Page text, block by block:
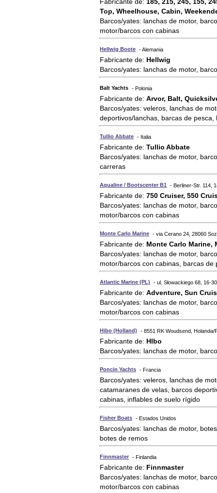
Top, Wheelhouse, Cabin,
Barcos/yates: lanchas de motor,
motor/barcos con cabinas
Hellwig Boote - Alemania
Fabricante de: Hellwig
Barcos/yates: lanchas de motor,
Balt Yachts - Polonia
Fabricante de: Arvor, Balt,
Barcos/yates: veleros, lanchas de
deportivos/lanchas, barcas de pesca,
Tullio Abbate - Italia
Fabricante de: Tullio Abbate
Barcos/yates: lanchas de motor,
carreras
Aqualine / Bootscenter B1 - Berliner-Str. 114,
Fabricante de: 750 Cruiser, 550
Barcos/yates: lanchas de motor,
motor/barcos con cabinas
Monte Carlo Marine - via Cerano 24, 28060
Fabricante de: Monte Carlo Marine,
Barcos/yates: lanchas de motor,
motor/barcos con cabinas, barcas de
Atlantic Marine (PL) - ul. Słowackiego 68, 16-
Fabricante de: Adventure, Sun
Barcos/yates: lanchas de motor,
motor/barcos con cabinas
Hibo (Holland) - 8551 RK Woudsend, Holanda/
Fabricante de: HIbo
Barcos/yates: lanchas de motor,
Poncin Yachts - Francia
Barcos/yates: veleros, lanchas de
catamaranes de velas, barcos
cabinas, inflables de suelo rígido
Fisher Boats - Estados Unidos
Barcos/yates: lanchas de motor,
botes de remos
Finnmaster - Finlandia
Fabricante de: Finnmaster
Barcos/yates: lanchas de motor,
motor/barcos con cabinas